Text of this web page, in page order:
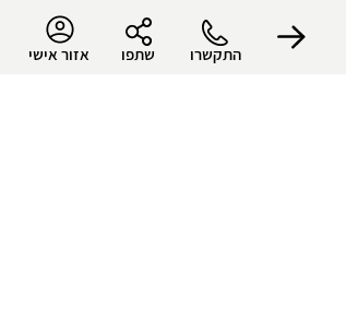
התקשרו שתפו אזור אישי